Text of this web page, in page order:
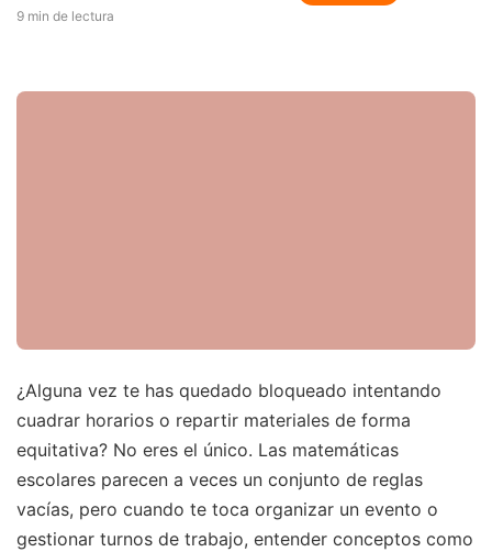
9 min de lectura
¿Alguna vez te has quedado bloqueado intentando
cuadrar horarios o repartir materiales de forma
equitativa? No eres el único. Las matemáticas
escolares parecen a veces un conjunto de reglas
vacías, pero cuando te toca organizar un evento o
gestionar turnos de trabajo, entender conceptos como